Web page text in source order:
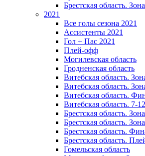
Брестская область.
2021
Все голы сезона 2021
Ассистенты 2021
Гол + Пас 2021
Плей-офф
Могилевская область
Гродненская область
Витебская область.
Витебская область.
Витебская область.
Витебская область. 7-
Брестская область.
Брестская область.
Брестская область.
Брестская область.
Гомельская область